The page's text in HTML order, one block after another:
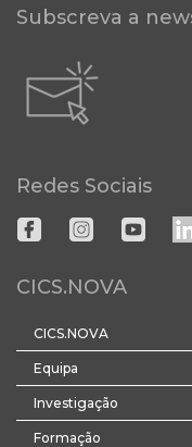
Subscreva a
Redes Sociais
CICS.NOVA
CICS.NOVA
Equipa
Investigação
Formação